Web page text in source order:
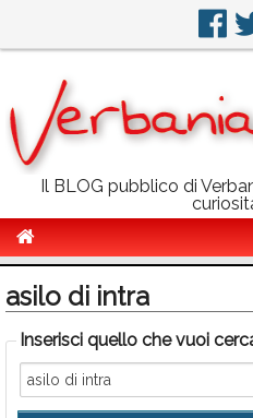
Il BLOG pubblico di
Politica
Sport
Eventi
asilo di intra
Inserisci quello che vuoi